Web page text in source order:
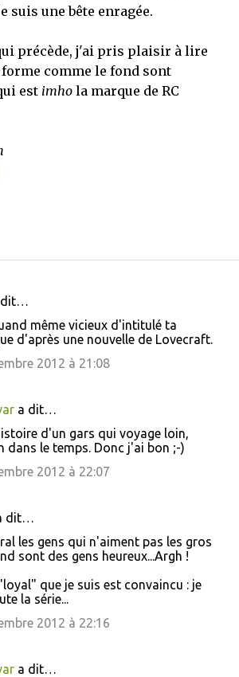
suis une bête enragée.
précède, j'ai pris plaisir à lire
comme le fond sont
est imho la marque de RC
même vicieux d'intitulé ta
d'après une nouvelle de Lovecraft.
2012 à 21:08
a dit…
d'un gars qui voyage loin,
dans le temps. Donc j'ai bon ;-)
2012 à 22:07
dit…
les gens qui n'aiment pas les gros
sont des gens heureux...Argh !
que je suis est convaincu : je
la série...
2012 à 22:16
a dit…